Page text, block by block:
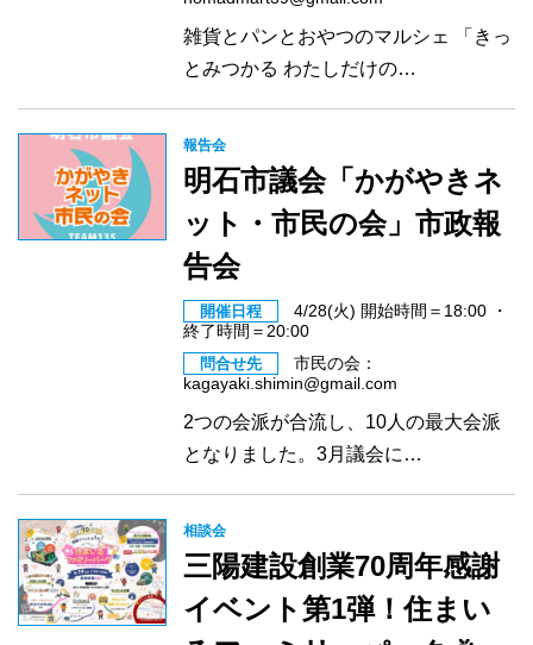
雑貨とパンとおやつのマルシェ 「きっ
とみつかる わたしだけの…
報告会
明石市議会「かがやきネ
ット・市民の会」市政報
告会
開催日程
4/28(火) 開始時間＝18:00 ・
終了時間＝20:00
問合せ先
市民の会：
kagayaki.shimin@gmail.com
2つの会派が合流し、10人の最大会派
となりました。3月議会に…
相談会
三陽建設創業70周年感謝
イベント第1弾！住まい